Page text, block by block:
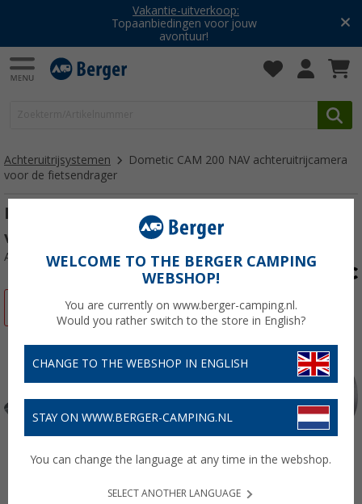
Vakantie-uitverkoop:
Topaanbiedingen voor jouw
avontuur!
Achteruitrijsystemen
Dometic CAM 200 NAV achteruitrijcamera
voor de fietsendrager
Dometic CAM 200 NAV achteruitrijcamera
voor de fietsendrager
Artikelnr: 292110WELCOME TO THE BERGER CAMPING
WEBSHOP!
You are currently on www.berger-camping.nl.
Would you rather switch to the store in English?
CHANGE TO THE WEBSHOP IN ENGLISH
STAY ON WWW.BERGER-CAMPING.NL
You can change the language at any time in the webshop.
SELECT ANOTHER LANGUAGE